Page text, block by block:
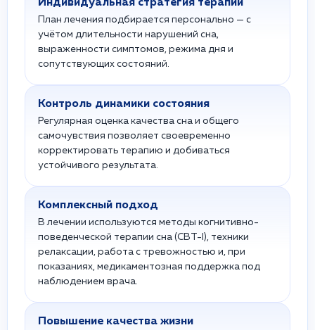
Индивидуальная стратегия терапии
План лечения подбирается персонально — с
учётом длительности нарушений сна,
выраженности симптомов, режима дня и
сопутствующих состояний.
Контроль динамики состояния
Регулярная оценка качества сна и общего
самочувствия позволяет своевременно
корректировать терапию и добиваться
устойчивого результата.
Комплексный подход
В лечении используются методы когнитивно-
поведенческой терапии сна (CBT-I), техники
релаксации, работа с тревожностью и, при
показаниях, медикаментозная поддержка под
наблюдением врача.
Повышение качества жизни